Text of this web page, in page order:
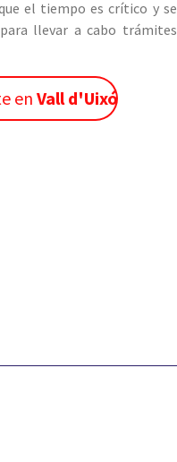
el tiempo es crítico y se
llevar a cabo trámites
en Vall d'Uixó